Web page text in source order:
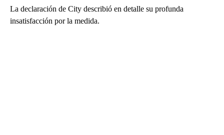
La declaración de City describió en detalle su profunda
insatisfacción por la medida.